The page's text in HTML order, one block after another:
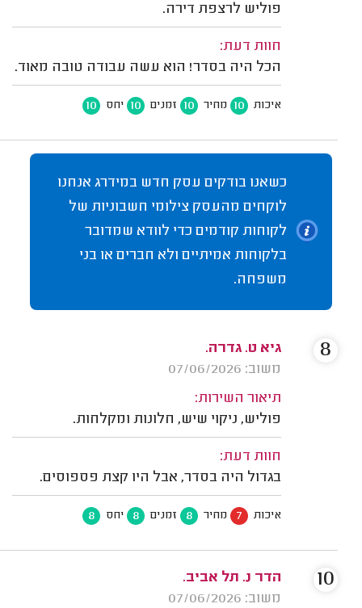
פוליש לרצפת דירה.
חוות דעת:
הכל היה בסדר! הוא עשה עבודה טובה מאוד.
איכות 10 מחיר 10 זמנים 10 יחס 10
כשאנו בודקים עסק חדש במידרג אנחנו
לוקחים מהעסק צילומי חשבוניות של
לקוחות קודמים כדי לוודא שמדובר
בלקוחות אמיתיים ולא חברים או בני
משפחה.
גיא ט. גדרה.
משוב: 07/06/2026
תיאור השירות:
פוליש, ניקוי שיש, חלונות ומקלחות.
חוות דעת:
בגדול היה בסדר, אבל היו קצת פספוסים.
איכות 7 מחיר 8 זמנים 8 יחס 8
8
הדר נ. תל אביב.
משוב: 07/06/2026
10